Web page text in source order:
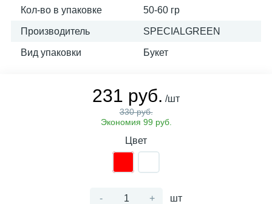
Кол-во в упаковке 50-60 гр
Производитель SPECIALGREEN
Вид упаковки Букет
231 руб. /шт
330 руб.
Экономия 99 руб.
Цвет
- + шт